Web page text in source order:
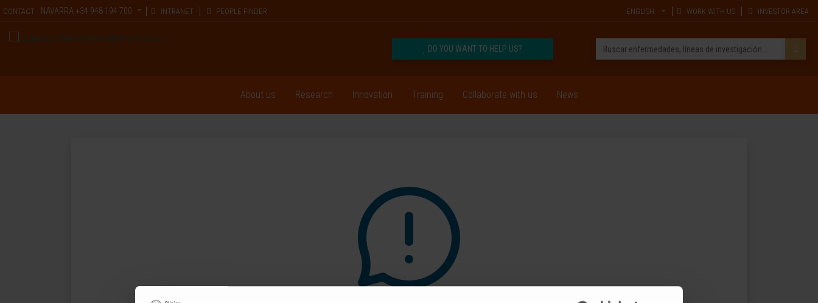
CONTACT NAVARRA +34 948 194 700 INTRANET PEOPLE FINDER ENGLISH WORK WITH US INVESTOR AREA
DO YOU WANT TO HELP US?
About us Research Innovation Training Collaborate with us News